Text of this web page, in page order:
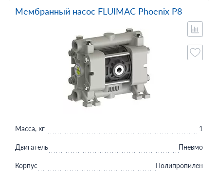
Мембранный насос FLUIMAC Phoenix P8
Масса, кг 1
Двигатель Пневмо
Корпус Полипропилен